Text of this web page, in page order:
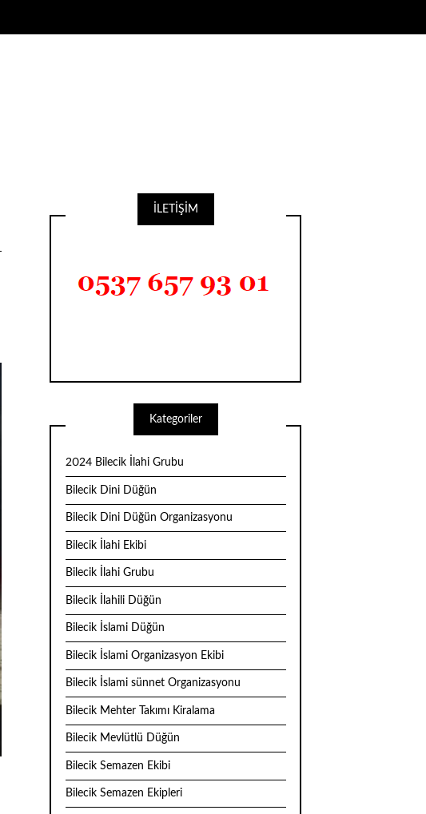
İLETİŞİM
Kategoriler
2024 Bilecik İlahi Grubu
Bilecik Dini Düğün
Bilecik Dini Düğün Organizasyonu
Bilecik İlahi Ekibi
Bilecik İlahi Grubu
Bilecik İlahili Düğün
Bilecik İslami Düğün
Bilecik İslami Organizasyon Ekibi
Bilecik İslami sünnet Organizasyonu
Bilecik Mehter Takımı Kiralama
Bilecik Mevlütlü Düğün
Bilecik Semazen Ekibi
Bilecik Semazen Ekipleri